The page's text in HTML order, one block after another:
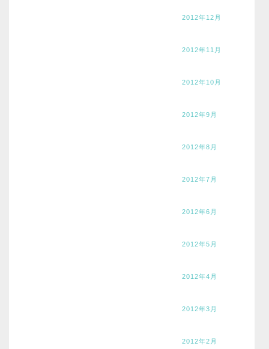
2012年12月
2012年11月
2012年10月
2012年9月
2012年8月
2012年7月
2012年6月
2012年5月
2012年4月
2012年3月
2012年2月